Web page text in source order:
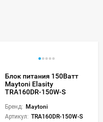
Блок питания 150Ватт
Maytoni Elasity
TRA160DR-150W-S
Бренд: Maytoni
Артикул: TRA160DR-150W-S